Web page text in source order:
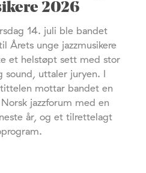
2026
14. juli ble bandet
Årets unge jazzmusikere
et helstøpt sett med stor
sound, uttaler juryen. I
mottar bandet en
jazzforum med en
år, og et tilrettelagt